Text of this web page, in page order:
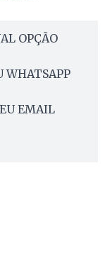
OPÇÃO
WHATSAPP
EMAIL